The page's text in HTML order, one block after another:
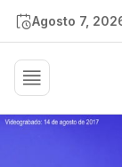
Agosto 7,